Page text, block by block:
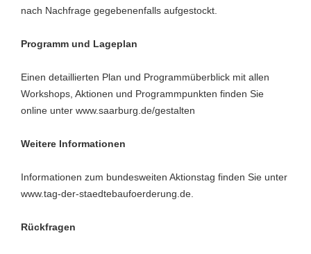
nach Nachfrage gegebenenfalls aufgestockt.
Programm und Lageplan
Einen detaillierten Plan und Programmüberblick mit allen
Workshops, Aktionen und Programmpunkten finden Sie
online unter www.saarburg.de/gestalten
Weitere Informationen
Informationen zum bundesweiten Aktionstag finden Sie unter
www.tag-der-staedtebaufoerderung.de.
Rückfragen